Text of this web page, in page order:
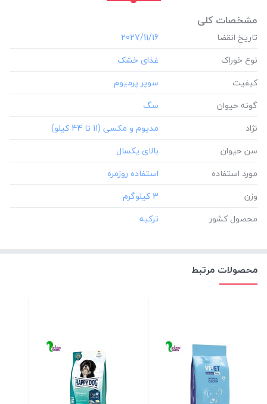
مشخصات کلی
تاریخ انقضا
‎2027/11/16
نوع خوراک
کیفیت
گونه حیوان
نژاد
سن حیوان
مورد استفاده
وزن
‎3 کیلوگرم
محصول کشور
محصولات مرتبط